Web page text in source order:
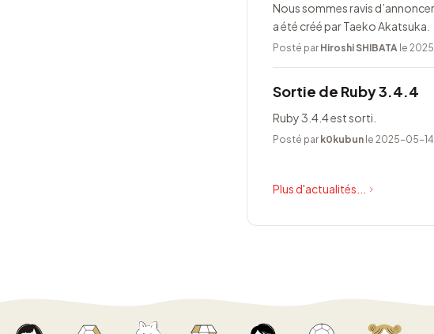
Nous sommes ravis
a été créé par Taeko Akatsuka.
Posté par Hiroshi SHIBATA le
Sortie de Ruby 3.4.4
Ruby 3.4.4 est sorti.
Posté par k0kubun le 2025-05-14
Plus d'actualités...